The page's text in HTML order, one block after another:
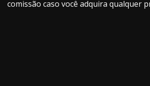
comissão caso você adquira qualquer